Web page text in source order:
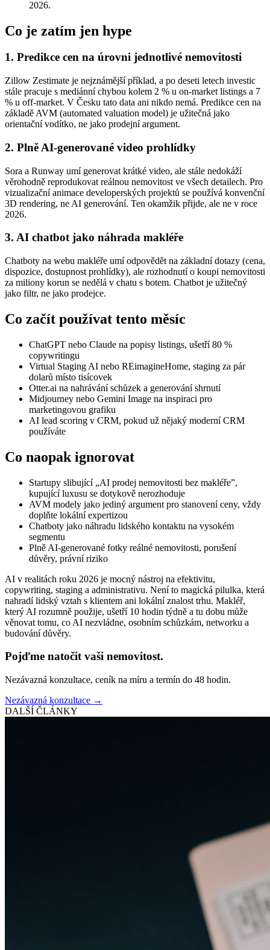
2026.
Co je zatím jen hype
1. Predikce cen na úrovni jednotlivé nemovitosti
Zillow Zestimate je nejznámější příklad, a po deseti letech investic
stále pracuje s mediánní chybou kolem 2 % u on-market listings a 7
% u off-market. V Česku tato data ani nikdo nemá. Predikce cen na
základě AVM (automated valuation model) je užitečná jako
orientační vodítko, ne jako prodejní argument.
2. Plně AI-generované video prohlídky
Sora a Runway umí generovat krátké video, ale stále nedokáží
věrohodně reprodukovat reálnou nemovitost ve všech detailech. Pro
vizualizační animace developerských projektů se používá konvenční
3D rendering, ne AI generování. Ten okamžik přijde, ale ne v roce
2026.
3. AI chatbot jako náhrada makléře
Chatboty na webu makléře umí odpovědět na základní dotazy (cena,
dispozice, dostupnost prohlídky), ale rozhodnutí o koupi nemovitosti
za miliony korun se nedělá v chatu s botem. Chatbot je užitečný
jako filtr, ne jako prodejce.
Co začít používat tento měsíc
ChatGPT nebo Claude na popisy listings, ušetří 80 %
copywritingu
Virtual Staging AI nebo REimagineHome, staging za pár
dolarů místo tisícovek
Otter.ai na nahrávání schůzek a generování shrnutí
Midjourney nebo Gemini Image na inspiraci pro
marketingovou grafiku
AI lead scoring v CRM, pokud už nějaký moderní CRM
používáte
Co naopak ignorovat
Startupy slibující „AI prodej nemovitosti bez makléře”,
kupující luxusu se dotykově nerozhoduje
AVM modely jako jediný argument pro stanovení ceny, vždy
doplňte lokální expertizou
Chatboty jako náhradu lidského kontaktu na vysokém
segmentu
Plně AI-generované fotky reálné nemovitosti, porušení
důvěry, právní riziko
AI v realitách roku 2026 je mocný nástroj na efektivitu,
copywriting, staging a administrativu. Není to magická pilulka, která
nahradí lidský vztah s klientem ani lokální znalost trhu. Makléř,
který AI rozumně použije, ušetří 10 hodin týdně a tu dobu může
věnovat tomu, co AI nezvládne, osobním schůzkám, networku a
budování důvěry.
Pojďme natočit vaši nemovitost.
Nezávazná konzultace, ceník na míru a termín do 48 hodin.
Nezávazná konzultace →
DALŠÍ ČLÁNKY